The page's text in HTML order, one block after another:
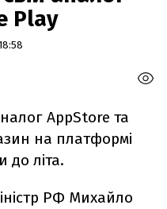
Play
AppStore та
на платформі
до літа.
РФ Михайло